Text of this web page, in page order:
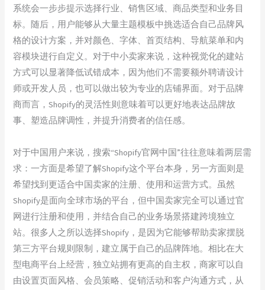
系统会一步步提示选择行业、销售区域、商品类型和业务目
标。随后，用户能够从大量主题模板中挑选适合自己品牌风
格的设计方案，并对颜色、字体、首页结构、导航菜单和内
容模块进行自定义。对于中小卖家来说，这种视觉化的建站
方式可以显著降低试错成本，因为他们不需要额外聘请设计
师或开发人员，也可以做出较为专业的店铺界面。对于品牌
商而言，Shopify的灵活性则意味着可以更好地表达品牌故
事、塑造品牌调性，并提升消费者的信任感。
对于中国用户来说，搜索“Shopify官网中国”往往意味着两层需
求：一方面是希望了解Shopify这个平台本身，另一方面则是
希望找到更适合中国卖家的注册、使用和运营方式。虽然
Shopify是面向全球市场的平台，但中国卖家完全可以通过官
网进行注册和使用，并结合自己的业务场景搭建跨境独立
站。很多人之所以选择Shopify，是因为它能够帮助卖家摆脱
第三方平台规则限制，建立属于自己的品牌阵地。相比在大
型电商平台上经营，独立站拥有更高的自主权，商家可以自
由设置页面风格、会员策略、促销活动和客户沟通方式，从